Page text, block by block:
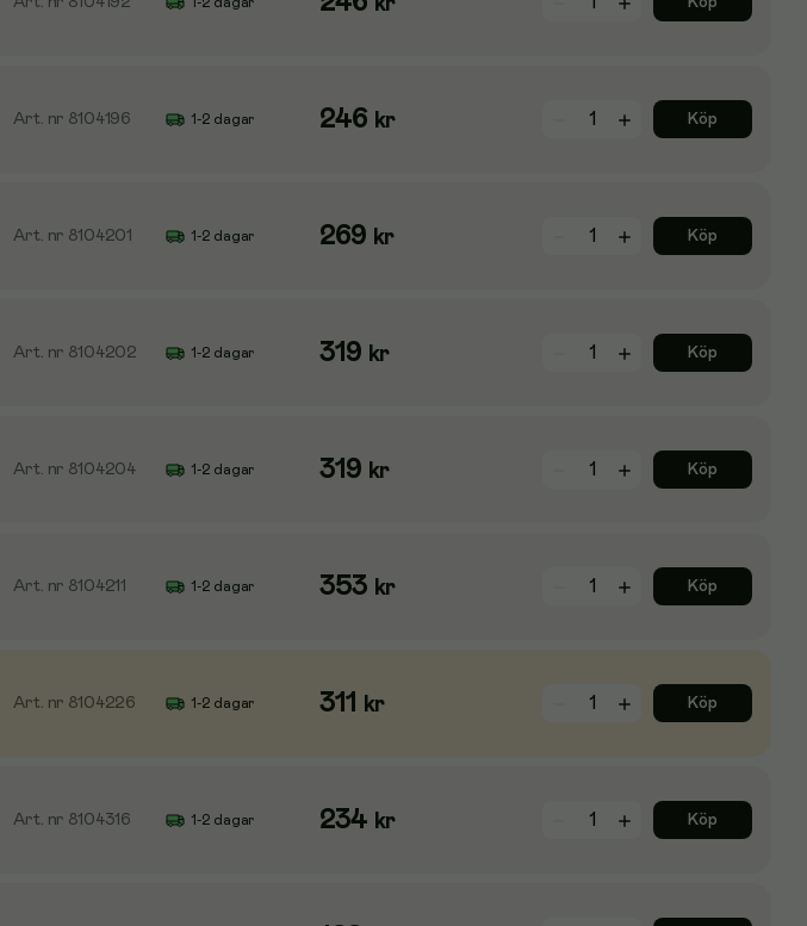
Art. nr 8104196 1-2 dagar 246 kr Köp
Art. nr 8104201 1-2 dagar 269 kr Köp
Art. nr 8104202 1-2 dagar 319 kr Köp
Art. nr 8104204 1-2 dagar 319 kr Köp
Art. nr 8104211 1-2 dagar 353 kr Köp
Art. nr 8104226 1-2 dagar 311 kr Köp
Art. nr 8104316 1-2 dagar 234 kr Köp